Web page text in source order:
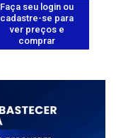
Faça seu login ou
cadastre-se para
ver preços e
comprar